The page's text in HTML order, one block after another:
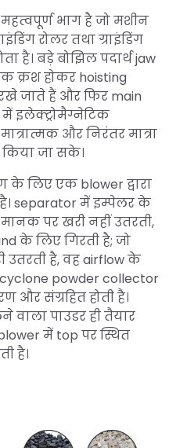
भाग है जो मशीन
रोलर तथा ग्राइंडिंग
है। बड़े बोझिल पदार्थ jaw
होकर hoisting
रखे जाते हैं और फिर main
इलेक्ट्रोमैग्नेटिक
और निरंतर मात्रा
किया जा सके।
के लिए एक blower द्वारा
separator में इम्पेलर के
पर खरी नहीं उतरती,
के लिए गिरती है; जो
उतरती है, वह airflow के
powder collector
और संग्रहित होती है।
वाला पाउडर ही तैयार
में top पर स्थित
है।